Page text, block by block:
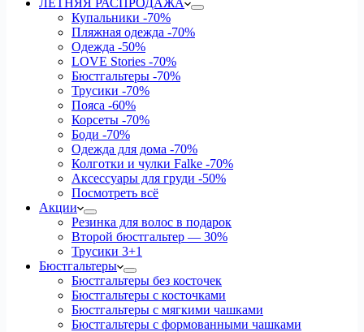
ЛЕТНЯЯ РАСПРОДАЖА
Купальники -70%
Пляжная одежда -70%
Одежда -50%
LOVE Stories -70%
Бюстгальтеры -70%
Трусики -70%
Пояса -60%
Корсеты -70%
Боди -70%
Одежда для дома -70%
Колготки и чулки Falke -70%
Аксессуары для груди -50%
Посмотреть всё
Акции
Резинка для волос в подарок
Второй бюстгальтер — 30%
Трусики 3+1
Бюстгальтеры
Бюстгальтеры без косточек
Бюстгальтеры с косточками
Бюстгальтеры с мягкими чашками
Бюстгальтеры с формованными чашками